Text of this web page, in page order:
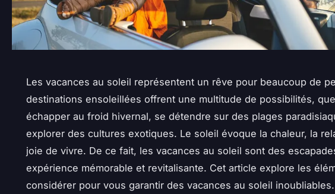
Les vacances au soleil représentent un rêve pour beaucoup de
destinations ensoleillées offrent une multitude de possibilités,
échapper au froid hivernal, se détendre sur des plages
explorer des cultures exotiques. Le soleil évoque la chaleur, la
joie de vivre. De ce fait, les vacances au soleil sont des
expérience mémorable et revitalisante. Cet article explore les
considérer pour vous garantir des vacances au soleil inoubliables.